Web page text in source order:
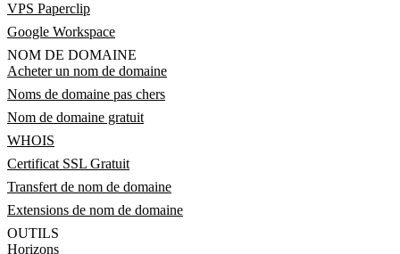
VPS Paperclip
Google Workspace
NOM DE DOMAINE
Acheter un nom de domaine
Noms de domaine pas chers
Nom de domaine gratuit
WHOIS
Certificat SSL Gratuit
Transfert de nom de domaine
Extensions de nom de domaine
OUTILS
Horizons